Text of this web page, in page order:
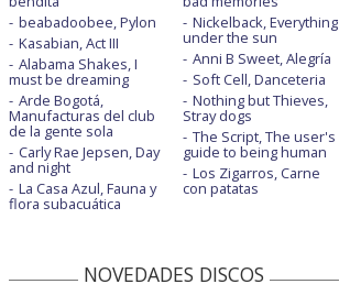
beabadoobee, Pylon
Kasabian, Act III
Alabama Shakes, I
must be dreaming
Arde Bogotá,
Manufacturas del club
de la gente sola
Carly Rae Jepsen, Day
and night
La Casa Azul, Fauna y
flora subacuática
Nickelback, Everything
under the sun
Anni B Sweet, Alegría
Soft Cell, Danceteria
Nothing but Thieves,
Stray dogs
The Script, The user's
guide to being human
Los Zigarros, Carne
con patatas
NOVEDADES DISCOS